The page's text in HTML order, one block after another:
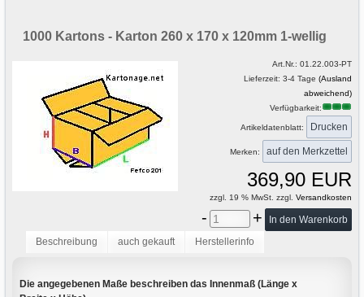
1000 Kartons - Karton 260 x 170 x 120mm 1-wellig
Art.Nr.: 01.22.003-PT
Lieferzeit: 3-4 Tage (Ausland
abweichend)
Verfügbarkeit:
Artikeldatenblatt: Drucken
Merken:
369,90 EUR
zzgl. 19 % MwSt. zzgl. Versandkosten
- +
Beschreibung auch gekauft Herstellerinfo
Die angegebenen Maße beschreiben das Innenmaß (Länge x